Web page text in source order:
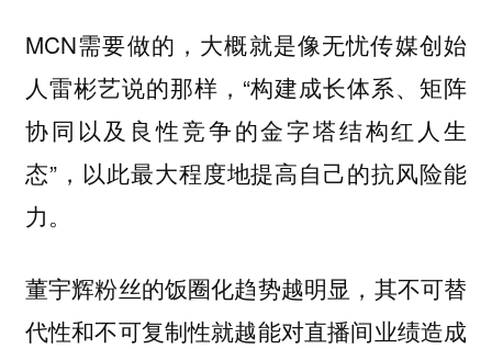
MCN需要做的，大概就是像无忧传媒创始
人雷彬艺说的那样，“构建成长体系、矩阵
协同以及良性竞争的金字塔结构红人生
态”，以此最大程度地提高自己的抗风险能
力。
董宇辉粉丝的饭圈化趋势越明显，其不可替
代性和不可复制性就越能对直播间业绩造成